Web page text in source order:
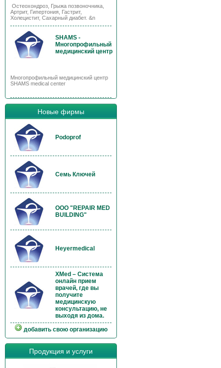
Остеохондроз, Грыжа позвоночника,
Артрит, Гипертония, Гастрит,
Холецистит, Сахарный диабет. &n
SHAMS -
Многопрофильный
медицинский центр
Многопрофильный медицинский центр
SHAMS medical center
Новые фирмы
Podoprof
Семь Ключей
OOO "REPAIR MED
BUILDING"
Heyermedical
XMed – Система
онлайн прием
врачей, где вы
получите
медицинскую
консультацию, не
выходя из дома.
добавить свою организацию
Продукция и услуги